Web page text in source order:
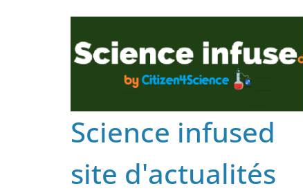
Science infused
site d'actualités